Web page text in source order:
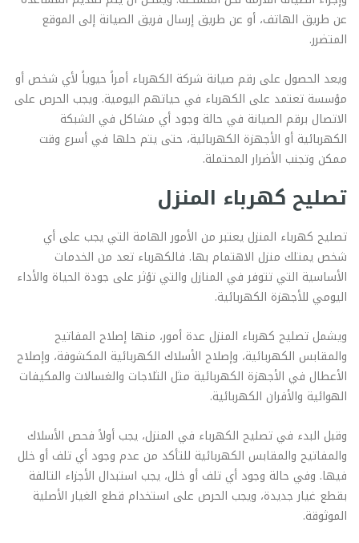
عن طريق الهاتف، أو عن طريق إرسال فريق الصيانة إلى الموقع
المتضرر.
ويعد الحصول على رقم صيانة شركة الكهرباء أمراً حيوياً لأي شخص أو
مؤسسة تعتمد على الكهرباء في حياتهم اليومية. ويجب الحرص على
الاتصال برقم الصيانة في حالة وجود أي مشاكل في الشبكة
الكهربائية أو الأجهزة الكهربائية، حتى يتم حلها في أسرع وقت
ممكن وتجنب الأضرار المحتملة.
تصليح كهرباء المنزل
تصليح كهرباء المنزل يعتبر من الأمور الهامة التي يجب على أي
شخص يمتلك منزل الاهتمام بها. فالكهرباء تعد من الخدمات
الأساسية التي تتوفر في المنازل والتي تؤثر على جودة الحياة والأداء
اليومي للأجهزة الكهربائية.
ويشمل تصليح كهرباء المنزل عدة أمور، منها إصلاح المفاتيح
والمقابس الكهربائية، وإصلاح الأسلاك الكهربائية المكشوفة، وإصلاح
الأعطال في الأجهزة الكهربائية مثل الثلاجات والغسالات والمكيفات
الهوائية والأفران الكهربائية.
وقبل البدء في تصليح الكهرباء في المنزل، يجب أولاً فحص الأسلاك
والمفاتيح والمقابس الكهربائية للتأكد من عدم وجود أي تلف أو خلل
فيها. وفي حالة وجود أي تلف أو خلل، يجب استبدال الأجزاء التالفة
بقطع غيار جديدة، ويجب الحرص على استخدام قطع الغيار الأصلية
الموثوقة.